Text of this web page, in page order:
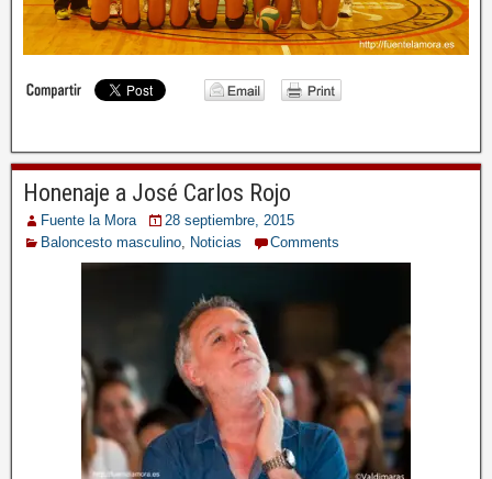
Honenaje a José Carlos Rojo
Fuente la Mora
28 septiembre, 2015
Baloncesto masculino Noticias Comments